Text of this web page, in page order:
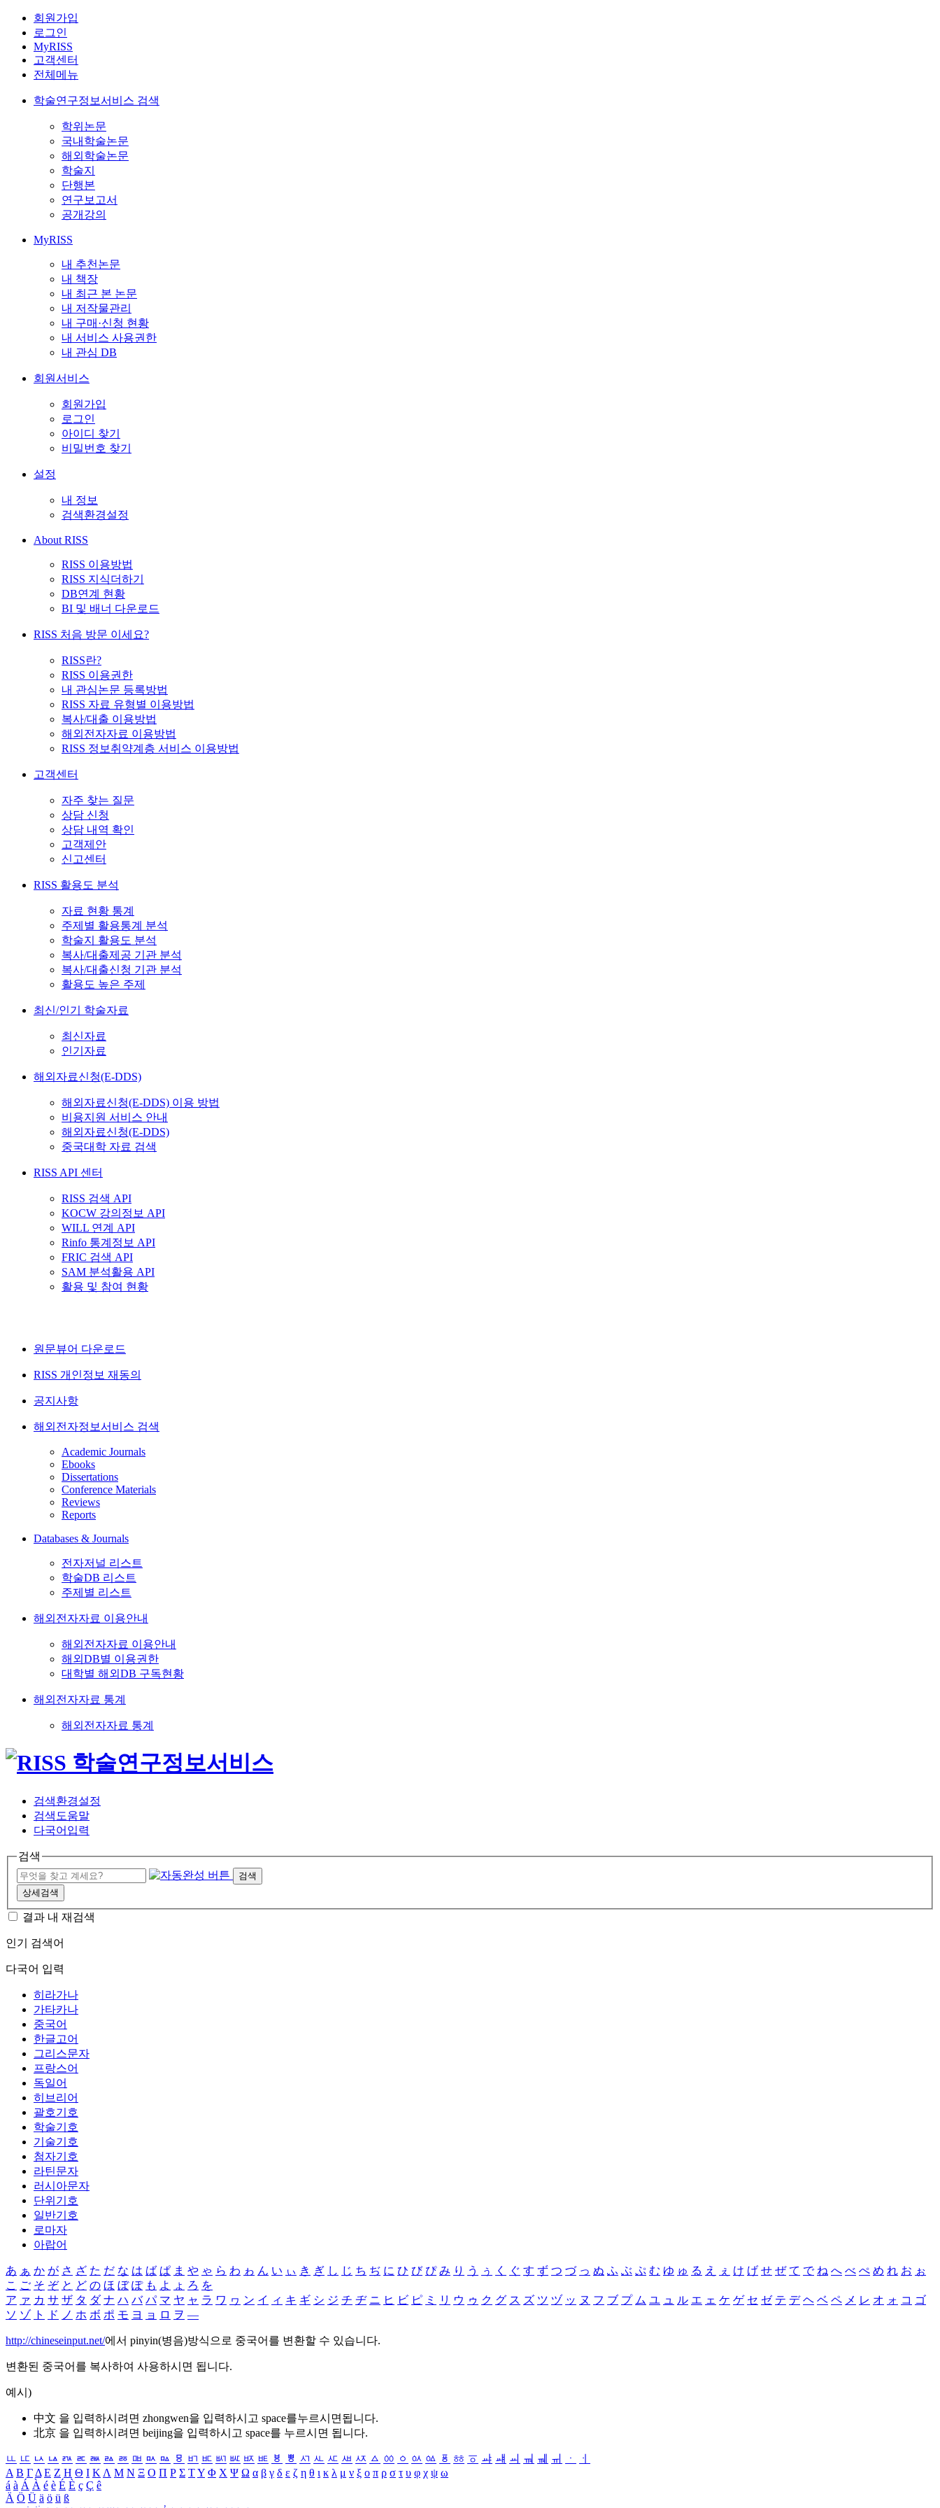
회원가입
로그인
MyRISS
고객센터
전체메뉴
학술연구정보서비스 검색
학위논문
국내학술논문
해외학술논문
학술지
단행본
연구보고서
공개강의
MyRISS
내 추천논문
내 책장
내 최근 본 논문
내 저작물관리
내 구매·신청 현황
내 서비스 사용권한
내 관심 DB
회원서비스
회원가입
로그인
아이디 찾기
비밀번호 찾기
설정
내 정보
검색환경설정
About RISS
RISS 이용방법
RISS 지식더하기
DB연계 현황
BI 및 배너 다운로드
RISS 처음 방문 이세요?
RISS란?
RISS 이용권한
내 관심논문 등록방법
RISS 자료 유형별 이용방법
복사/대출 이용방법
해외전자자료 이용방법
RISS 정보취약계층 서비스 이용방법
고객센터
자주 찾는 질문
상담 신청
상담 내역 확인
고객제안
신고센터
RISS 활용도 분석
자료 현황 통계
주제별 활용통계 분석
학술지 활용도 분석
복사/대출제공 기관 분석
복사/대출신청 기관 분석
활용도 높은 주제
최신/인기 학술자료
최신자료
인기자료
해외자료신청(E-DDS)
해외자료신청(E-DDS) 이용 방법
비용지원 서비스 안내
해외자료신청(E-DDS)
중국대학 자료 검색
RISS API 센터
RISS 검색 API
KOCW 강의정보 API
WILL 연계 API
Rinfo 통계정보 API
FRIC 검색 API
SAM 분석활용 API
활용 및 참여 현황
원문뷰어 다운로드
RISS 개인정보 재동의
공지사항
해외전자정보서비스 검색
Academic Journals
Ebooks
Dissertations
Conference Materials
Reviews
Reports
Databases & Journals
전자저널 리스트
학술DB 리스트
주제별 리스트
해외전자자료 이용안내
해외전자자료 이용안내
해외DB별 이용권한
대학별 해외DB 구독현황
해외전자자료 통계
해외전자자료 통계
검색환경설정
검색도움말
다국어입력
검색
검색
상세검색
결과 내 재검색
인기 검색어
다국어 입력
히라가나
가타카나
중국어
한글고어
그리스문자
프랑스어
독일어
히브리어
괄호기호
학술기호
기술기호
첨자기호
라틴문자
러시아문자
단위기호
일반기호
로마자
아랍어
あ ぁ か が さ ざ た だ な は ば ぱ ま や ゃ ら わ ゎ ん い ぃ き ぎ し じ ち ぢ に ひ び ぴ み り う ぅ く ぐ す ず つ づ っ ぬ ふ ぶ ぷ む ゆ ゅ る え ぇ け げ せ ぜ て で ね へ べ ぺ め れ お ぉ
こ ご そ ぞ と ど の ほ ぼ ぽ も よ ょ ろ を
ア ァ カ サ ザ タ ダ ナ ハ バ パ マ ヤ ャ ラ ワ ヮ ン イ ィ キ ギ シ ジ チ ヂ ニ ヒ ビ ピ ミ リ ウ ゥ ク グ ス ズ ツ ヅ ッ ヌ フ ブ プ ム ユ ュ ル エ ェ ケ ゲ セ ゼ テ デ ヘ ベ ペ メ レ オ ォ コ ゴ
ソ ゾ ト ド ノ ホ ボ ポ モ ヨ ョ ロ ヲ ―
http://chineseinput.net/에서 pinyin(병음)방식으로 중국어를 변환할 수 있습니다.
변환된 중국어를 복사하여 사용하시면 됩니다.
예시)
中文 을 입력하시려면 zhongwen을 입력하시고 space를누르시면됩니다.
北京 을 입력하시려면 beijing을 입력하시고 space를 누르시면 됩니다.
ㅥ ㅦ ㅧ ㅨ ㅩ ㅪ ㅫ ㅬ ㅭ ㅮ ㅯ ㅰ ㅱ ㅲ ㅳ ㅴ ㅵ ㅶ ㅷ ㅸ ㅹ ㅺ ㅻ ㅼ ㅽ ㅾ ㅿ ㆀ ㆁ ㆂ ㆃ ㆄ ㆅ ㆆ ㆇ ㆈ ㆉ ㆊ ㆋ ㆌ ㆍ
ㆎ
Α Β ΓΔ Ε Ζ Η Θ Ι ΚΛ Μ Ν Ξ Ο Π Ρ Σ ΤΥ Φ Χ Ψ Ω α β γ δ ε ζ η θ ι κ λ μ ν ξ ο π ρ σ τ υ φ χ ψ ω
á à Á À é è É È ç Ç ê
Ä Ö Ü ä ö ü ß